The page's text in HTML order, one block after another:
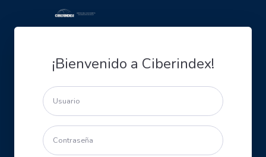
¡Bienvenido a Ciberindex!